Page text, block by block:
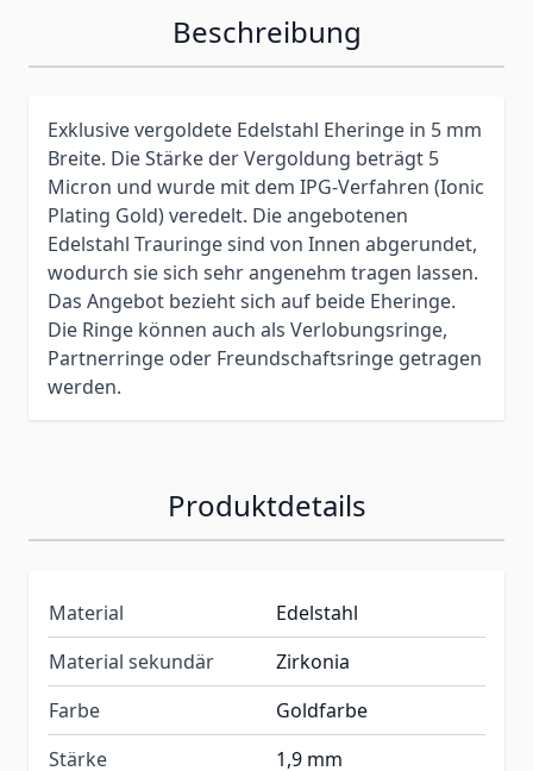
Beschreibung
Exklusive vergoldete Edelstahl Eheringe in 5 mm
Breite. Die Stärke der Vergoldung beträgt 5
Micron und wurde mit dem IPG-Verfahren (Ionic
Plating Gold) veredelt. Die angebotenen
Edelstahl Trauringe sind von Innen abgerundet,
wodurch sie sich sehr angenehm tragen lassen.
Das Angebot bezieht sich auf beide Eheringe.
Die Ringe können auch als Verlobungsringe,
Partnerringe oder Freundschaftsringe getragen
werden.
Produktdetails
Material
Edelstahl
Material sekundär
Zirkonia
Farbe
Goldfarbe
Stärke
1,9 mm